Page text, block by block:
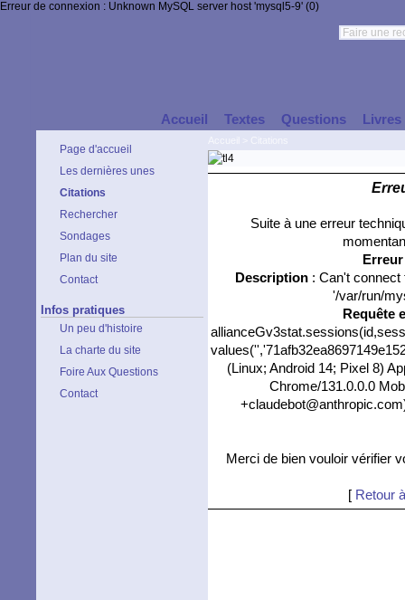
Erreur de connexion : Unknown MySQL server host 'mysql5-9' (0)
Accueil Textes Questions Livres
Page d'accueil
Les dernières unes
Citations
Rechercher
Sondages
Plan du site
Contact
Infos pratiques
Un peu d'histoire
La charte du site
Foire Aux Questions
Contact
Suite à une erreur
Description: Can't connect
'/var/run/
Requête
(Linux; Android 14; Pixel 8)
Chrome/131.0.0.0
Merci de bien vouloir vérifier
[ Retour